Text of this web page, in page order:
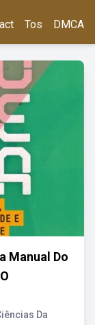
Tos DMCA
Manual Do
Da